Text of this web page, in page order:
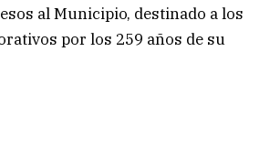
al Municipio, destinado a los
por los 259 años de su